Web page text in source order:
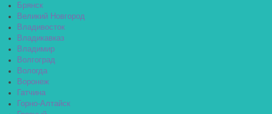
Брянск
Великий Новгород
Владивосток
Владикавказ
Владимир
Волгоград
Вологда
Воронеж
Гатчина
Горно-Алтайск